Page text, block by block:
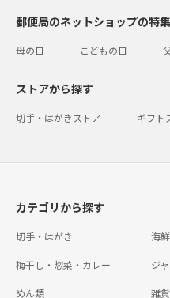
郵便局のネットショップの特
母の日 こどもの日
ストアから探す
切手・はがきストア ギフト
カテゴリから探す
切手・はがき 海
梅干し・惣菜・カレー ジ
めん類 雑